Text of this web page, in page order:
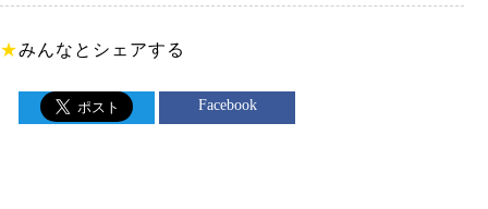
★みんなとシェアする
Facebook